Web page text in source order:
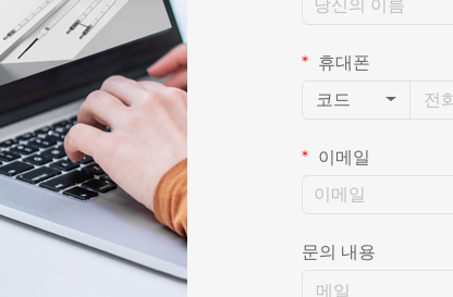
휴대폰
코드
이메일
문의 내용